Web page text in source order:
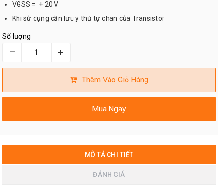
VGSS = + 20 V
Khi sử dụng cần lưu ý thứ tự chân của Transistor
Số lượng
– +
Thêm Vào Giỏ Hàng
Mua Ngay
MÔ TẢ CHI TIẾT
ĐÁNH GIÁ